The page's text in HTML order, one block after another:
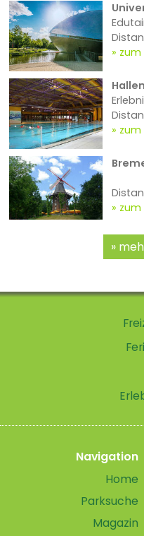
zum
zum
zum
Navigation
Home
Parksuche
Magazin